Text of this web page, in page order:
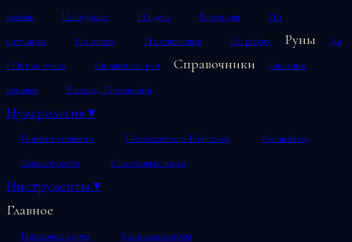
любовь
На будущее На день Карта дня
На
ситуацию
На вопрос На отношения На работу Руны
Да
/ Нет на рунах
Справочник рун Справочники
Значение
арканов
Расклад Таро онлайн
Нумерология ▾
Портрет личности Психоматрица Пифагора
Личный год
Совместимость
Счастливые числа
Инструменты ▾
Главное
Натальная карта Все калькуляторы